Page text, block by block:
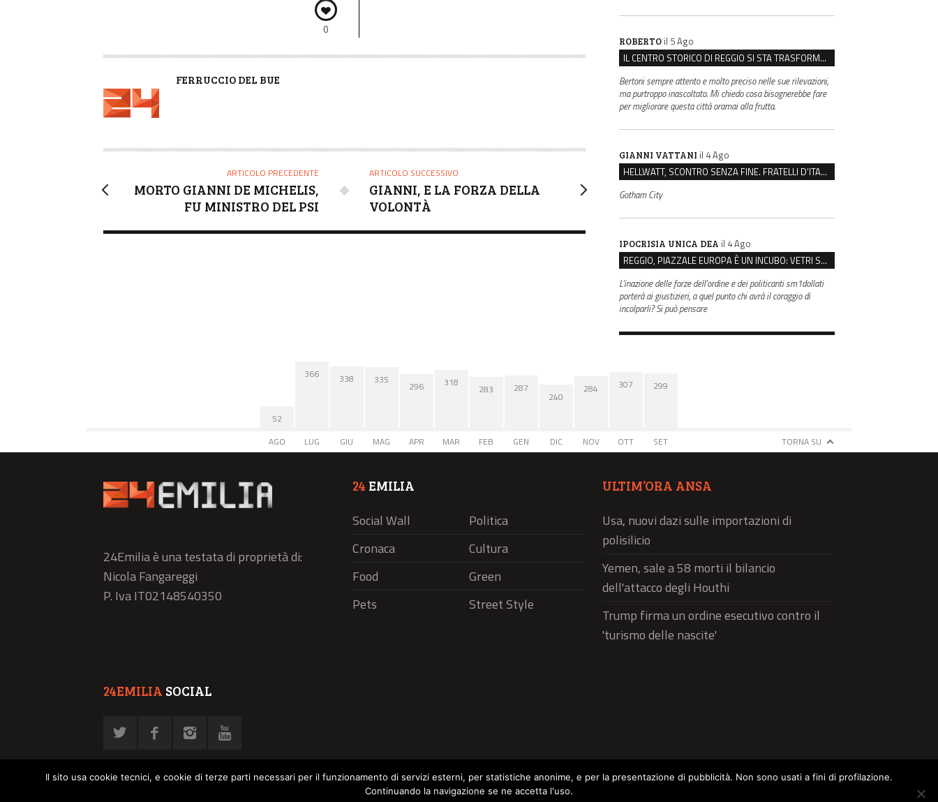
0
A
R
FERRUCCIO DEL BUE
ARTICOLO PRECEDENTE
MORTO GIANNI DE MICHELIS,
FU MINISTRO DEL PSI
ARTICOLO SUCCESSIVO
GIANNI, E LA FORZA DELLA
VOLONTÀ
ROBERTO il 5 Ago
IL CENTRO STORICO DI REGGIO SI STA TRASFORMANDO, E NON IN MEGLIO
Bertoni sempre attento e molto preciso nelle sue rilevazioni,
ma purtroppo inascoltato. Mi chiedo cosa bisognerebbe fare
per migliorare questa città oramai alla frutta.
GIANNI VATTANI il 4 Ago
HELLWATT, SCONTRO SENZA FINE. FRATELLI D’ITALIA: “MILANI PORTA DOCUMENTI, DE FRANCO INSULTI”
Gotham City
IPOCRISIA UNICA DEA il 4 Ago
REGGIO, PIAZZALE EUROPA È UN INCUBO: VETRI SPACCATI E FURTI SULLE AUTO IN SOSTA
L'inazione delle forze dell'ordine e dei politicanti sm1dollati
porterà ai giustizieri, a quel punto chi avrà il coraggio di
incolparli? Si può pensare
52
AGO
366
LUG
338
GIU
335
MAG
296
APR
318
MAR
283
FEB
287
GEN
240
DIC
284
NOV
307
OTT
299
SET TORNA SU
24Emilia è una testata di proprietà di:
Nicola Fangareggi
P. Iva IT02148540350
24 EMILIA
Social Wall
Politica
Cronaca
Cultura
Food
Green
Pets
Street Style
ULTIM’ORA ANSA
Usa, nuovi dazi sulle importazioni di
polisilicio
Yemen, sale a 58 morti il bilancio
dell'attacco degli Houthi
Trump firma un ordine esecutivo contro il
'turismo delle nascite'
24EMILIA SOCIAL
Il sito usa cookie tecnici, e cookie di terze parti necessari per il funzionamento di servizi esterni, per statistiche anonime, e per la presentazione di pubblicità. Non sono usati a fini di profilazione.
Continuando la navigazione se ne accetta l'uso.